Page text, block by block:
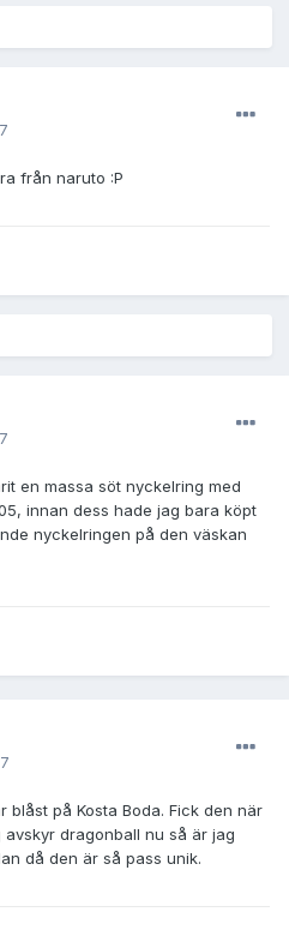
från naruto :P
en massa söt nyckelring med
innan dess hade jag bara köpt
nyckelringen på den väskan
blåst på Kosta Boda. Fick den när
avskyr dragonball nu så är jag
då den är så pass unik.